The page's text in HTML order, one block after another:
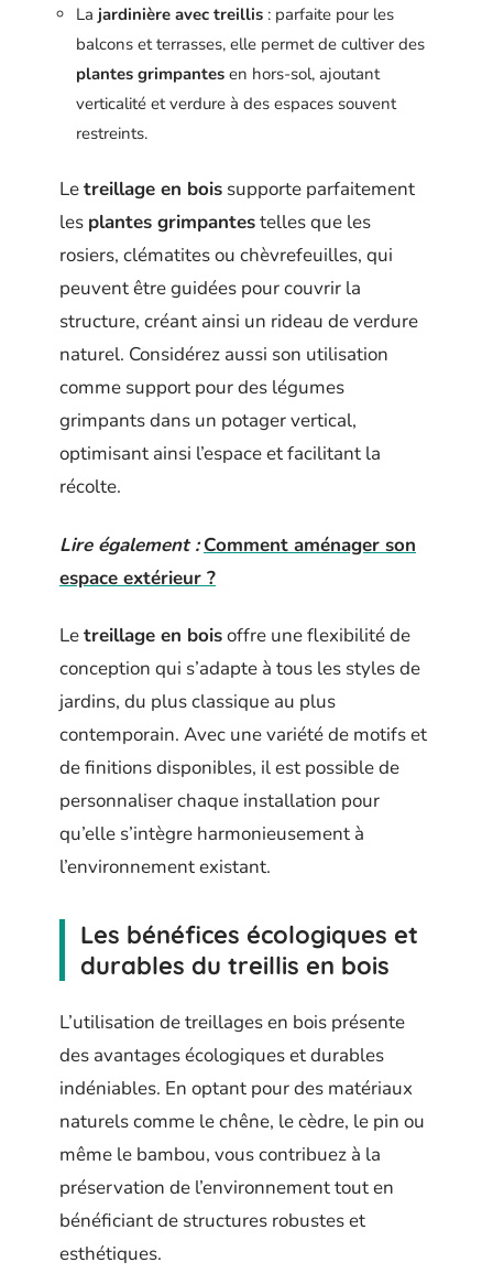
La jardinière avec treillis : parfaite pour les
balcons et terrasses, elle permet de cultiver des
plantes grimpantes en hors-sol, ajoutant
verticalité et verdure à des espaces souvent
restreints.
Letreillage en bois supporte parfaitement
les plantes grimpantestelles que les
rosiers, clématites ou chèvrefeuilles, qui
peuvent être guidées pour couvrir la
structure, créant ainsi un rideau de verdure
naturel. Considérez aussi son utilisation
comme support pour des légumes
grimpants dans un potager vertical,
optimisant ainsi l’espace et facilitant la
récolte.
Lire également : Comment aménager son
espace extérieur ?
Letreillage en boisoffre une flexibilité de
conception qui s’adapte à tous les styles de
jardins, du plus classique au plus
contemporain. Avec une variété de motifs et
de finitions disponibles, il est possible de
personnaliser chaque installation pour
qu’elle s’intègre harmonieusement à
l’environnement existant.
Les bénéfices écologiques et
durables du treillis en bois
L’utilisation de treillages en bois présente
des avantages écologiques et durables
indéniables. En optant pour des matériaux
naturels comme le chêne, le cèdre, le pin ou
même le bambou, vous contribuez à la
préservation de l’environnement tout en
bénéficiant de structures robustes et
esthétiques.